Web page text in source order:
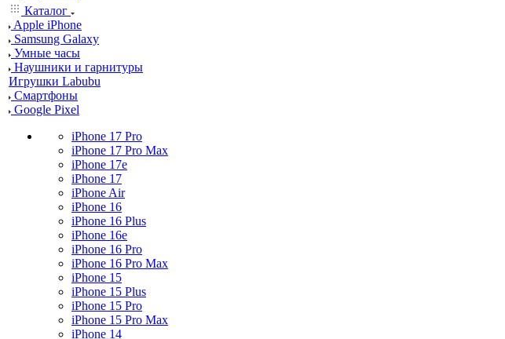
Каталог
Apple iPhone
Samsung Galaxy
Умные часы
Наушники и гарнитуры
Игрушки Labubu
Смартфоны
Google Pixel
iPhone 17 Pro
iPhone 17 Pro Max
iPhone 17e
iPhone 17
iPhone Air
iPhone 16
iPhone 16 Plus
iPhone 16e
iPhone 16 Pro
iPhone 16 Pro Max
iPhone 15
iPhone 15 Plus
iPhone 15 Pro
iPhone 15 Pro Max
iPhone 14